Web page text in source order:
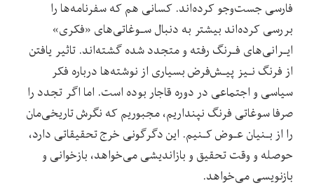
فارسی‌ جست‌وجو کرده‌اند. کسانی هم که سفرنامه‌ها را
بررسی کرده‌اند بیشتر به دنبال‌ سـوغاتی‌های «فکری»‌
ایـرانی‌های فـرنگ رفته و متجدد شده گشته‌اند. تاثیر یافتن
از فرنگ نـیز پیـش‌فرض بسیاری از نوشته‌ها‌ درباره‌ فکر‌
سیاسی و اجتماعی در دوره قاجار بوده است. اما اگر تجدد را
صرفا‌ سوغاتی‌ فرنگ‌ نپنداریم، مجبوریم که نگرش تاریخی‌مان
را از بـنیان عـوض کـنیم. این دگرگونی خرج تحقیقاتی دارد،
حوصله و وقت‌ تحقیق‌ و بازاندیشی می‌خواهد، بازخوانی و
بازنویسی می‌خواهد.